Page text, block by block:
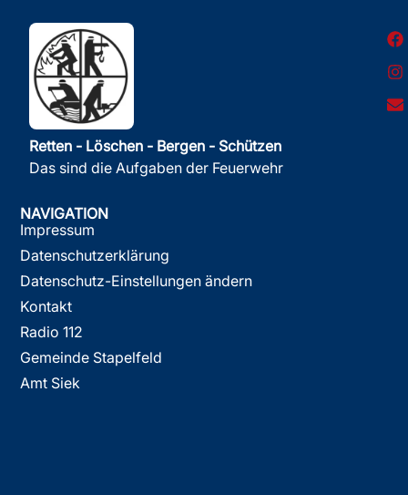
Retten - Löschen - Bergen - Schützen
Das sind die Aufgaben der Feuerwehr
NAVIGATION
Impressum
Datenschutzerklärung
Datenschutz-Einstellungen ändern
Kontakt
Radio 112
Gemeinde Stapelfeld
Amt Siek